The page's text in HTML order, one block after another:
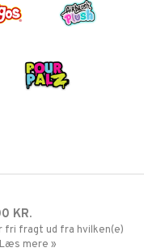
KR.
fri fragt ud fra hvilken(e)
mere »